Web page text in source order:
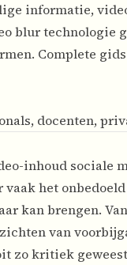
informatie,
blur
Complete
docenten,
inhoud sociale
het
kan brengen.
van
zo kritiek